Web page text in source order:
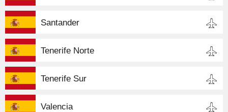
Santander
Tenerife Norte
Tenerife Sur
Valencia